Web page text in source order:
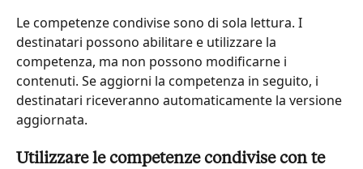
Le competenze condivise sono di sola lettura. I
destinatari possono abilitare e utilizzare la
competenza, ma non possono modificarne i
contenuti. Se aggiorni la competenza in seguito, i
destinatari riceveranno automaticamente la versione
aggiornata.
Utilizzare le competenze condivise con te